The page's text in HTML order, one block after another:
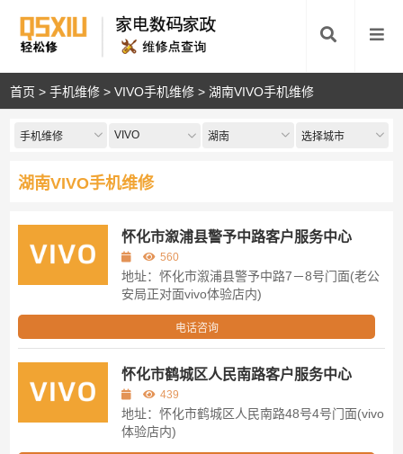
首页 >手机维修 >VIVO手机维修 >湖南VIVO手机维修
手机维修 VIVO 湖南 选择城市
湖南VIVO手机维修
怀化市溆浦县警予中路客户服务中心
560
地址：怀化市溆浦县警予中路7－8号门面(老公
安局正对面vivo体验店内)
电话咨询
怀化市鹤城区人民南路客户服务中心
439
地址：怀化市鹤城区人民南路48号4号门面(vivo
体验店内)